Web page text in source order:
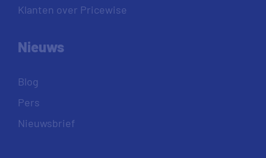
Klanten over Pricewise
Nieuws
Blog
Pers
Nieuwsbrief